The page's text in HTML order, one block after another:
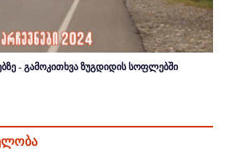
- გამოკითხვა ზუგდიდის სოფლებში